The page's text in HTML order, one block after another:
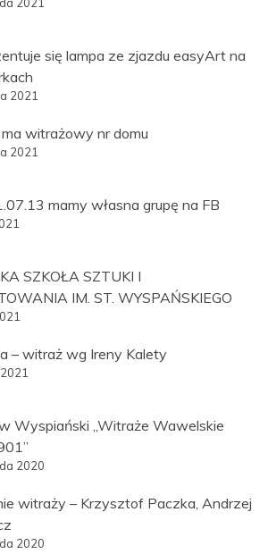
2021
się lampa ze zjazdu easyArt na
2021
witrażowy nr domu
2021
mamy własna grupę na FB
SZKOŁA SZTUKI I
IM. ST. WYSPAŃSKIEGO
– witraż wg Ireny Kalety
Wyspiański „Witraże Wawelskie
2020
witraży – Krzysztof Paczka, Andrzej
2020